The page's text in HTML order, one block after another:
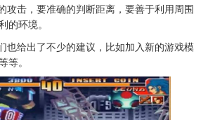
击，要准确的判断距离，要善于利用周围
的环境。
给出了不少的建议，比如加入新的游戏模
。